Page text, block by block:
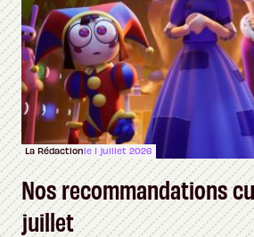
La Rédactionle 1 juillet 2026
Nos recommandations
juillet